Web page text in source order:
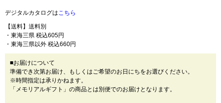
デジタルカタログはこちら
【送料】送料別
・東海三県 税込605円
・東海三県以外 税込660円
■お届けについて
準備でき次第お届け、もしくはご希望のお日にちをお選びください。
※時間指定は承りかねます。
「メモリアルギフト」の商品とは別便でのお届けとなります。